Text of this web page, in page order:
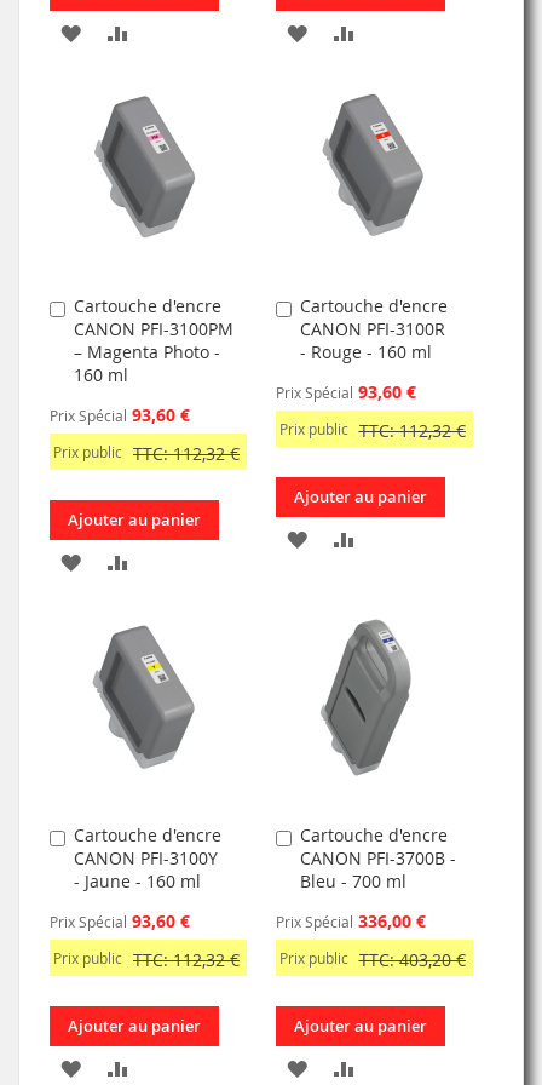
AJOUTER
LISTE
D’ENVIE
COMPARATEUR
AJOUTER
LISTE
D’ENVIE
COMPARATEUR
Cartouche d'encre
CANON PFI-3100PM
– Magenta Photo -
160 ml
Prix Spécial 93,60 €
Prix public TTC: 112,32 €
Ajouter
au
panier
Ajouter au panier
AJOUTER
MA
LISTE
D’ENVIE
COMPARATEUR
Cartouche d'encre
CANON PFI-3100R
- Rouge - 160 ml
Prix Spécial 93,60 €
Prix public TTC: 112,32 €
Ajouter
au
panier
Ajouter au panier
AJOUTER
LISTE
D’ENVIE
COMPARATEUR
Cartouche d'encre
CANON PFI-3100Y
- Jaune - 160 ml
Prix Spécial 93,60 €
Prix public TTC: 112,32 €
Ajouter
au
panier
Ajouter au panier
AJOUTER
Cartouche d'encre
CANON PFI-3700B -
Bleu - 700 ml
Prix Spécial 336,00 €
Prix public TTC: 403,20 €
Ajouter
au
panier
Ajouter au panier
AJOUTER